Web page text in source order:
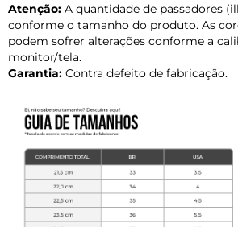
Atenção: A quantidade de passadores
conforme o tamanho do produto. As
podem sofrer alterações conforme a
monitor/tela.
Garantia: Contra defeito de fabricação.